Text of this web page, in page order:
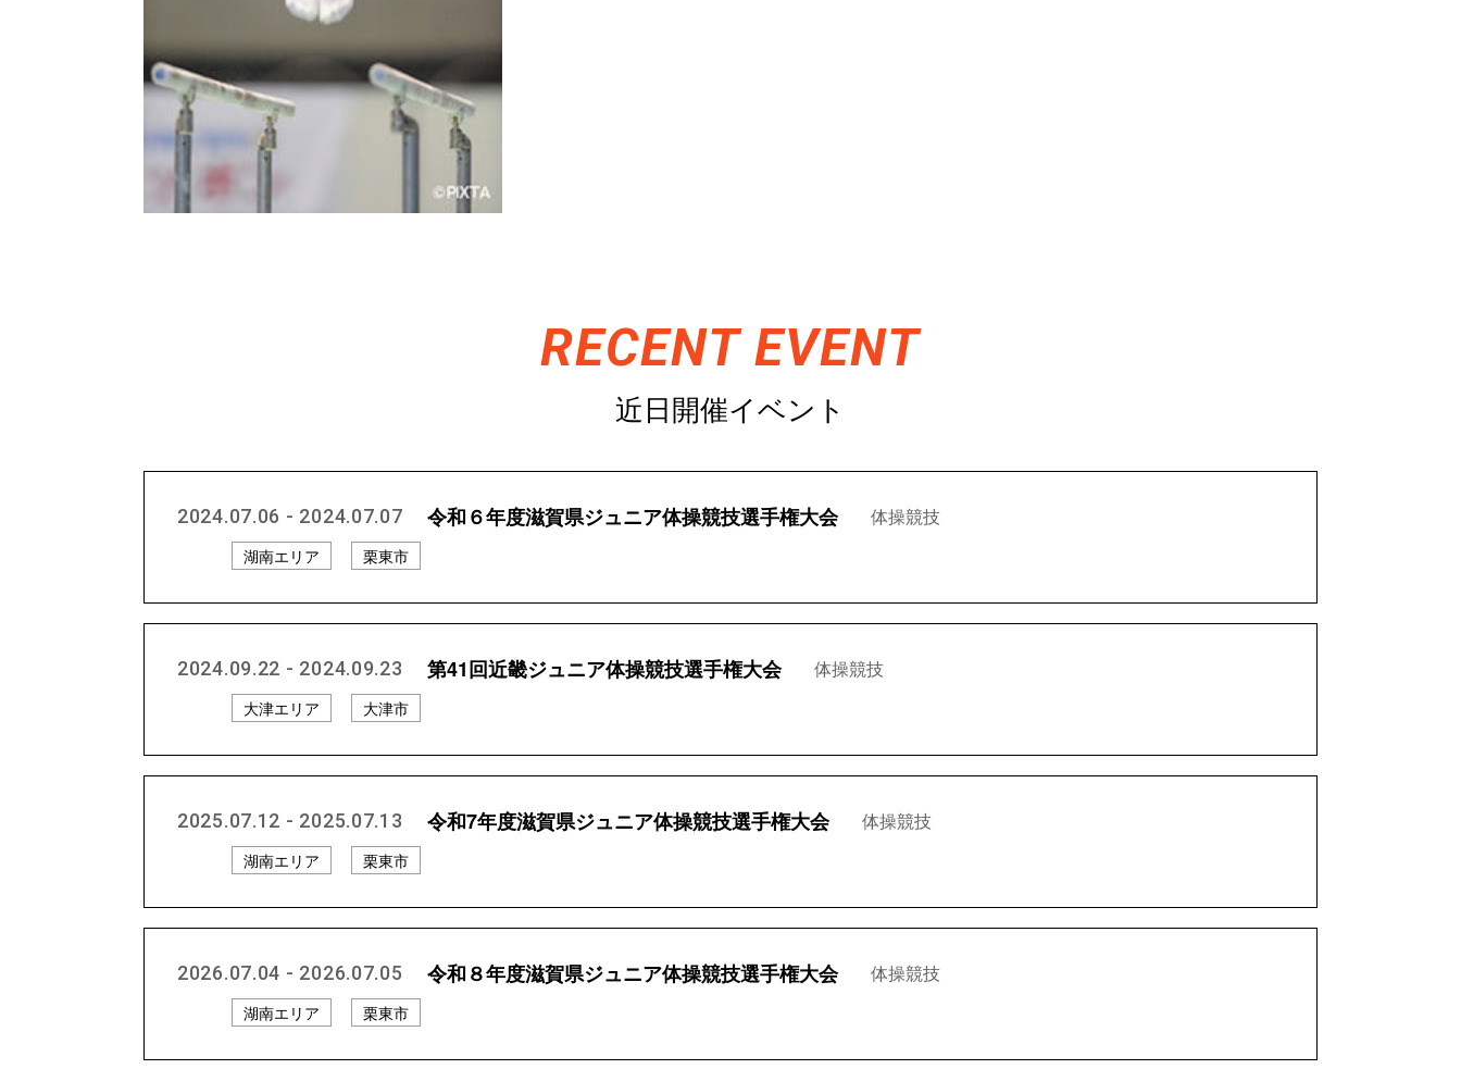
近日開催イベント
2024.07.06 - 2024.07.07 令和６年度滋賀県ジュニア体操競技選手権大会 体操競技
湖南エリア 栗東市
2024.09.22 - 2024.09.23 第41回近畿ジュニア体操競技選手権大会 体操競技
大津エリア 大津市
2025.07.12 - 2025.07.13 令和7年度滋賀県ジュニア体操競技選手権大会 体操競技
湖南エリア 栗東市
2026.07.04 - 2026.07.05 令和８年度滋賀県ジュニア体操競技選手権大会 体操競技
湖南エリア 栗東市